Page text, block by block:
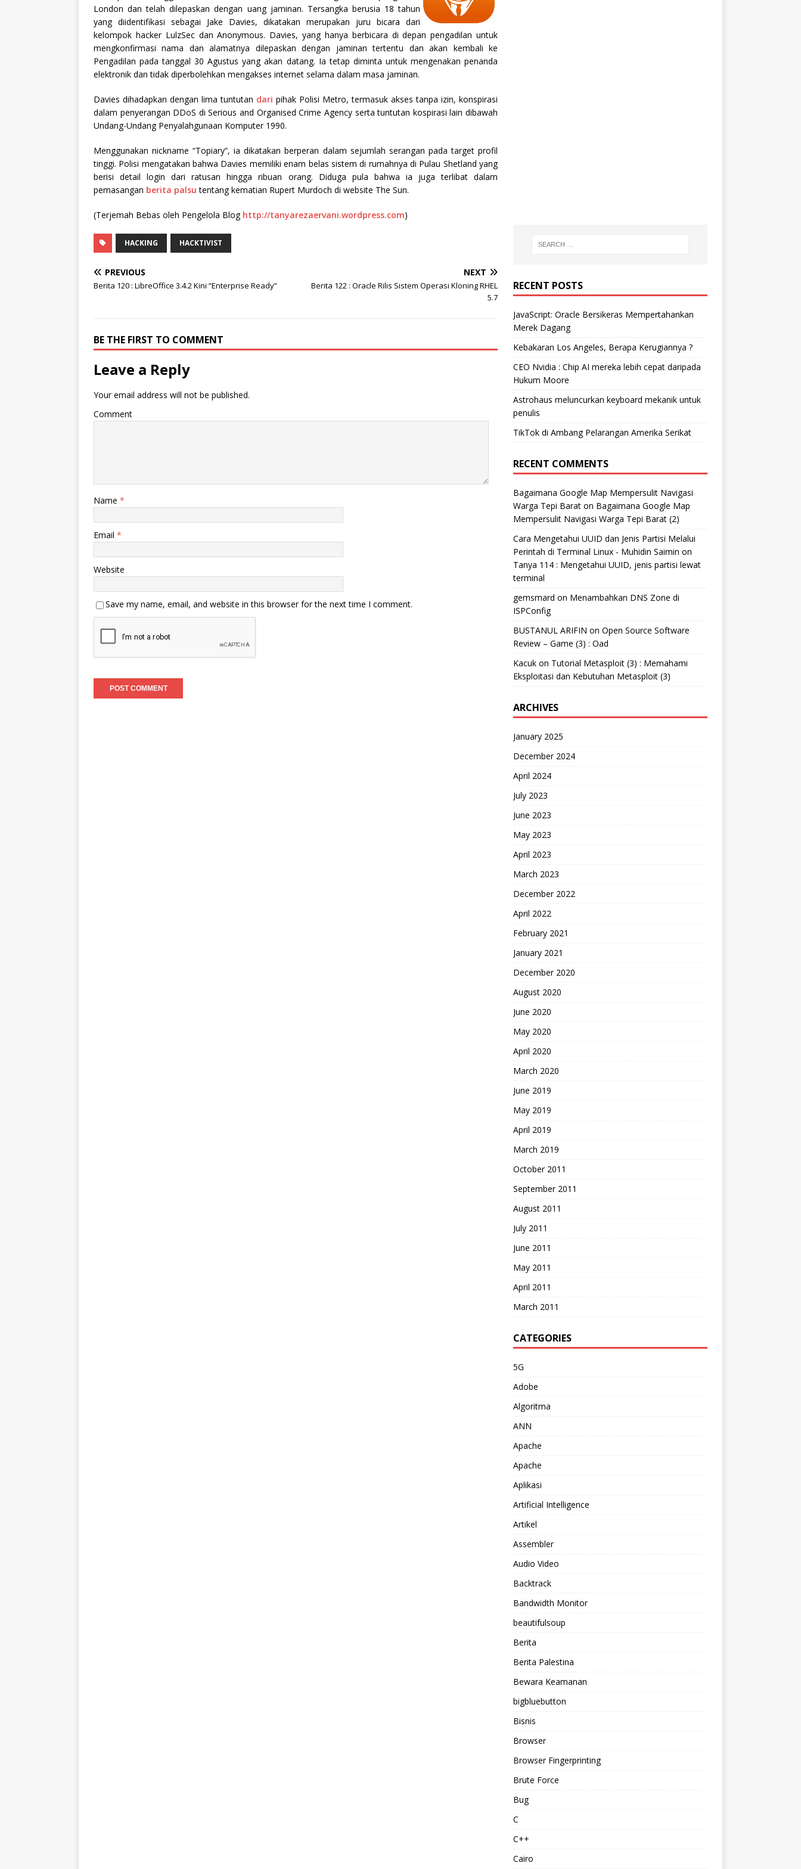
London dan telah dilepaskan dengan uang jaminan. Tersangka berusia 18 tahun
yang diidentifikasi sebagai Jake Davies, dikatakan merupakan juru bicara dari
kelompok hacker LulzSec dan Anonymous. Davies, yang hanya berbicara di depan pengadilan untuk
mengkonfirmasi nama dan alamatnya dilepaskan dengan jaminan tertentu dan akan kembali ke
Pengadilan pada tanggal 30 Agustus yang akan datang. Ia tetap diminta untuk mengenakan penanda
elektronik dan tidak diperbolehkan mengakses internet selama dalam masa jaminan.
Davies dihadapkan dengan lima tuntutan dari pihak Polisi Metro, termasuk akses tanpa izin, konspirasi
dalam penyerangan DDoS di Serious and Organised Crime Agency serta tuntutan kospirasi lain dibawah
Undang-Undang Penyalahgunaan Komputer 1990.
Menggunakan nickname “Topiary”, ia dikatakan berperan dalam sejumlah serangan pada target profil
tinggi. Polisi mengatakan bahwa Davies memiliki enam belas sistem di rumahnya di Pulau Shetland yang
berisi detail login dari ratusan hingga ribuan orang. Diduga pula bahwa ia juga terlibat dalam
pemasangan berita palsu tentang kematian Rupert Murdoch di website The Sun.
(Terjemah Bebas oleh Pengelola Blog http://tanyarezaervani.wordpress.com)
HACKING HACKTIVIST
PREVIOUS
Berita 120 : LibreOffice 3.4.2 Kini “Enterprise Ready”
NEXT
Berita 122 : Oracle Rilis Sistem Operasi Kloning RHEL
5.7
BE THE FIRST TO COMMENT
Leave a Reply
Your email address will not be published.
Comment
Name *
Email *
Website
Save my name, email, and website in this browser for the next time I comment.
RECENT POSTS
JavaScript: Oracle Bersikeras Mempertahankan
Merek Dagang
Kebakaran Los Angeles, Berapa Kerugiannya ?
CEO Nvidia : Chip AI mereka lebih cepat daripada
Hukum Moore
Astrohaus meluncurkan keyboard mekanik untuk
penulis
TikTok di Ambang Pelarangan Amerika Serikat
RECENT COMMENTS
Bagaimana Google Map Mempersulit Navigasi
Warga Tepi Baraton Bagaimana Google Map
Mempersulit Navigasi Warga Tepi Barat (2)
Cara Mengetahui UUID dan Jenis Partisi Melalui
Perintah di Terminal Linux - Muhidin Saimin on
Tanya 114 : Mengetahui UUID, jenis partisi lewat
terminal
gemsmard on Menambahkan DNS Zone di
ISPConfig
BUSTANUL ARIFIN on Open Source Software
Review – Game (3) : Oad
Kacukon Tutorial Metasploit (3) : Memahami
Eksploitasi dan Kebutuhan Metasploit (3)
ARCHIVES
January 2025
December 2024
April 2024
July 2023
June 2023
May 2023
April 2023
March 2023
December 2022
April 2022
February 2021
January 2021
December 2020
August 2020
June 2020
May 2020
April 2020
March 2020
June 2019
May 2019
April 2019
March 2019
October 2011
September 2011
August 2011
July 2011
June 2011
May 2011
April 2011
March 2011
CATEGORIES
5G
Adobe
Algoritma
ANN
Apache
Apache
Aplikasi
Artificial Intelligence
Artikel
Assembler
Audio Video
Backtrack
Bandwidth Monitor
beautifulsoup
Berita
Berita Palestina
Bewara Keamanan
bigbluebutton
Bisnis
Browser
Browser Fingerprinting
Brute Force
Bug
C
C++
Cairo